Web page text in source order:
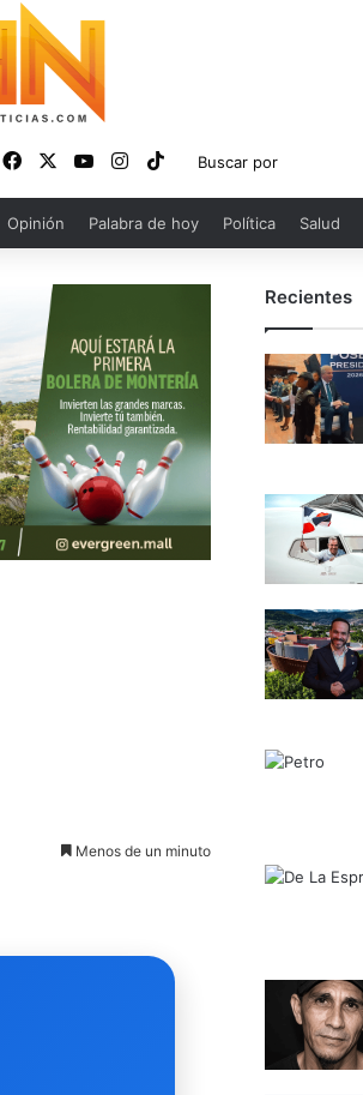
FacebookYouTubeInstagram
TikTok
Opinión Palabra de hoy Política Salud
Menos de un minuto
Recientes